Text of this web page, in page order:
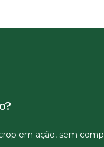
em ação, sem